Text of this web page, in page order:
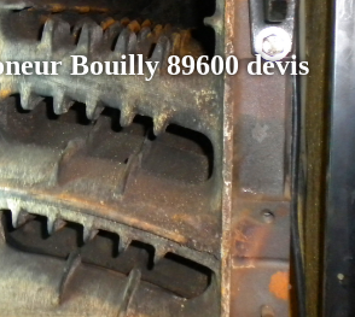
Bouilly 89600 devis